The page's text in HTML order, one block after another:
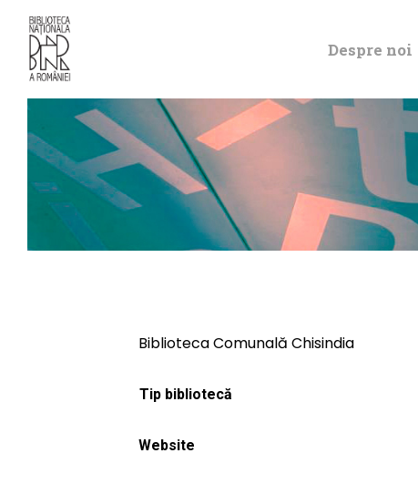
Despre noi
Biblioteca Comunală Chisindia
Tip bibliotecă
Website